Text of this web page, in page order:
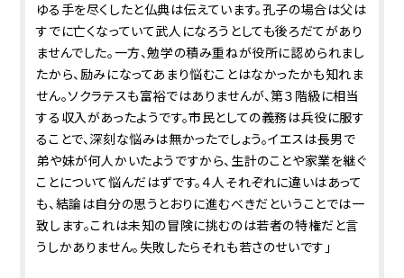
ゆる手を尽くしたと仏典は伝えています。孔子の場合は父は
すでに亡くなっていて武人になろうとしても後ろだてがあり
ませんでした。一方、勉学の積み重ねが役所に認められまし
たから、励みになってあまり悩むことはなかったかも知れま
せん。ソクラテスも富裕ではありませんが、第３階級に相当
する収入があったようです。市民としての義務は兵役に服す
ることで、深刻な悩みは無かったでしょう。イエスは長男で
弟や妹が何人かいたようですから、生計のことや家業を継ぐ
ことについて悩んだはずです。４人それぞれに違いはあって
も、結論は自分の思うとおりに進むべきだということでは一
致します。これは未知の冒険に挑むのは若者の特権だと言
うしかありません。失敗したらそれも若さのせいです」